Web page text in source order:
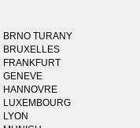
BRNO TURANY
BRUXELLES
FRANKFURT
GENEVE
HANNOVRE
LUXEMBOURG
LYON